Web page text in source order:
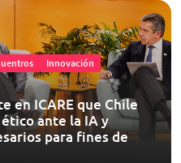
Innovación
en ICARE que Chile
ante la IA y
para fines de